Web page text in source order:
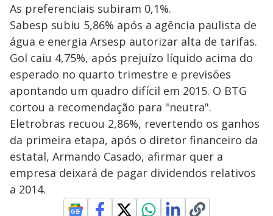
As preferenciais subiram 0,1%.
Sabesp subiu 5,86% após a agência paulista de
água e energia Arsesp autorizar alta de tarifas.
Gol caiu 4,75%, após prejuízo líquido acima do
esperado no quarto trimestre e previsões
apontando um quadro difícil em 2015. O BTG
cortou a recomendação para "neutra".
Eletrobras recuou 2,86%, revertendo os ganhos
da primeira etapa, após o diretor financeiro da
estatal, Armando Casado, afirmar quer a
empresa deixará de pagar dividendos relativos
a 2014.